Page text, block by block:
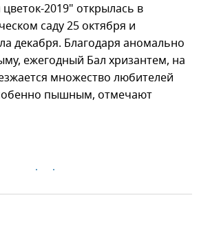
2019" открылась в
саду 25 октября и
декабря. Благодаря аномально
ежегодный Бал хризантем, на
множество любителей
пышным, отмечают